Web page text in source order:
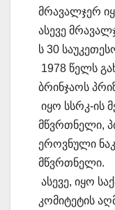
მრავალჯერ
ასევე
ს 30
1978 წელს
ბრინჯაოს
იყო სსრკ-ის
მწვრთნელი,
ეროვნული
მწვრთნელი.
ასევე, იყო
კომიტეტის